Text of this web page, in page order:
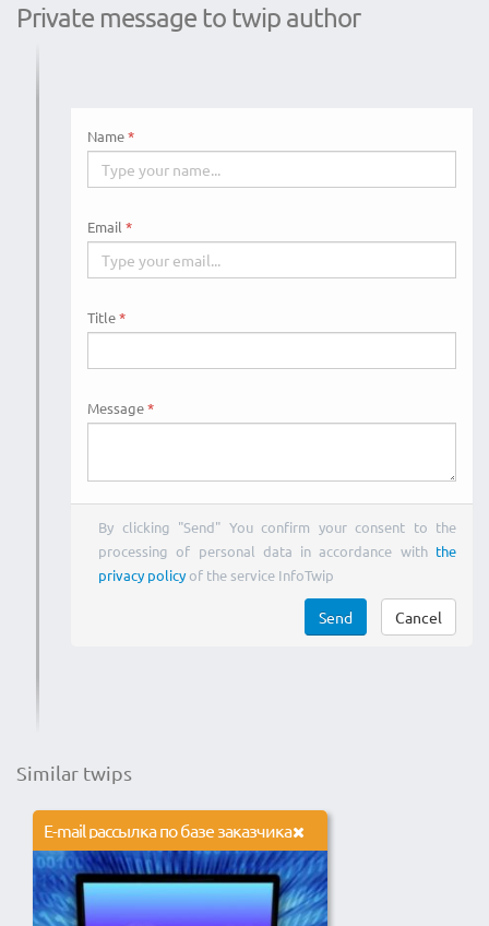
Private message to twip author
Name
Email
Title
Message
By clicking "Send" You confirm your consent to the
processing of personal data in accordance with the
privacy policyof the service InfoTwip
Send Cancel
Similar twips
E-mail рассылка по базе заказчика